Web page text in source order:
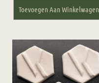
Toevoegen Aan Winkelwagen